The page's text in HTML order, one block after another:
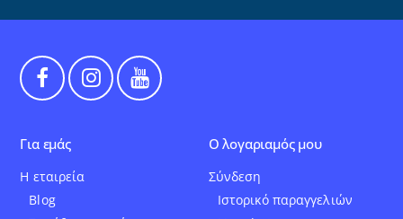
Για εμάς
Η εταιρεία
Blog
Ο λογαριαμός μου
Σύνδεση
Ιστορικό παραγγελιών